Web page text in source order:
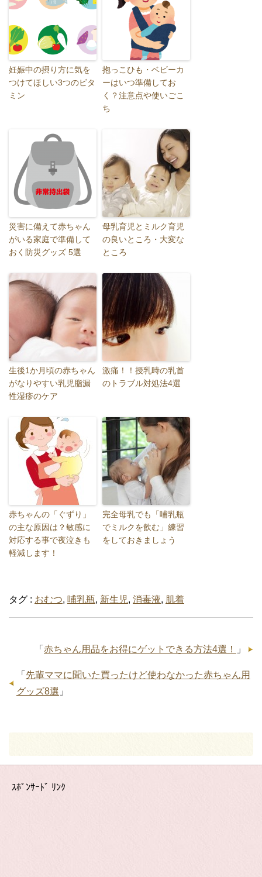
妊娠中の摂り方に気を
つけてほしい3つのビタ
ミン
抱っこひも・ベビーカ
ーはいつ準備してお
く？注意点や使いごこ
ち
災害に備えて赤ちゃん
がいる家庭で準備して
おく防災グッズ 5選
母乳育児とミルク育児
の良いところ・大変な
ところ
生後1か月頃の赤ちゃん
がなりやすい乳児脂漏
性湿疹のケア
激痛！！授乳時の乳首
のトラブル対処法4選
赤ちゃんの「ぐずり」
の主な原因は？敏感に
対応する事で夜泣きも
軽減します！
完全母乳でも「哺乳瓶
でミルクを飲む」練習
をしておきましょう
タグ : おむつ, 哺乳瓶, 新生児, 消毒液, 肌着
「 赤ちゃん用品をお得にゲットできる方法4選！ 」
「 先輩ママに聞いた買ったけど使わなかった赤ちゃん用
グッズ8選 」
ｽﾎﾟﾝｻｰﾄﾞ ﾘﾝｸ